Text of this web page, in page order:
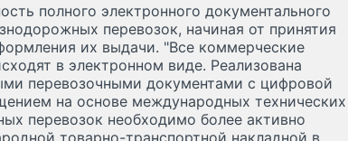
полного электронного документального
перевозок, начиная от принятия
их выдачи. "Все коммерческие
в электронном виде. Реализована
перевозочными документами с цифровой
на основе международных технических
перевозок необходимо более активно